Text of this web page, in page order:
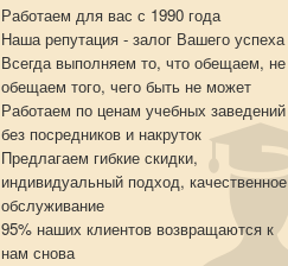
Работаем для вас с 1990 года
Наша репутация - залог Вашего успеха
Всегда выполняем то, что обещаем, не
обещаем того, чего быть не может
Работаем по ценам учебных заведений
без посредников и накруток
Предлагаем гибкие скидки,
индивидуальный подход, качественное
обслуживание
95% наших клиентов возвращаются к
нам снова